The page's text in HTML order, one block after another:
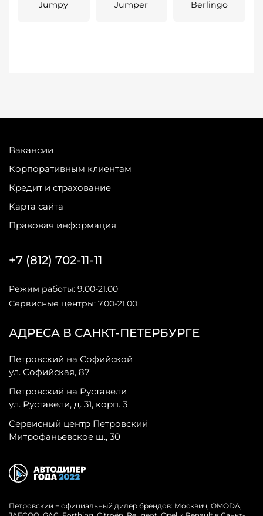
Jumpy Jumper Berlingo
Вакансии
Корпоративным клиентам
Кредит и страхование
Карта сайта
Правовая информация
АДРЕСА В САНКТ-ПЕТЕРБУРГЕ
Петровский на Софийской
ул. Софийская, 87
Петровский на Руставели
ул. Руставели, д. 31, корп. 3
Сервисный центр Петровский
Митрофаньевское ш., 30
+7 (812) 702-11-11
Режим работы: 9.00-21.00
Сервисные центры: 7.00-21.00
Петровский − официальный дилер брендов: Москвич, OMODA,